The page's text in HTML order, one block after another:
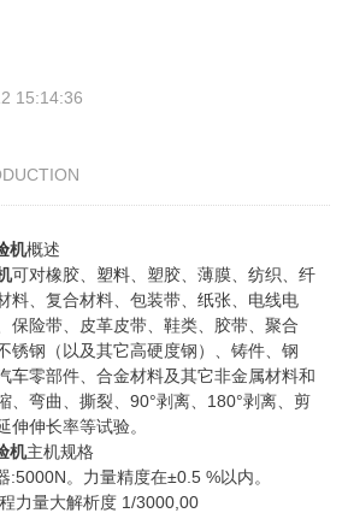
15:14:36
机概述
可对橡胶、 塑料 、塑胶、薄膜、纺织、纤
料、复合材料、包装带、 纸张 、电线电
保险带、皮革皮带、鞋类、胶带、聚合
锈钢（以及其它高硬度钢）、铸件、钢
车零部件、合金材料及其它非金属材料和
、弯曲、撕裂、90°剥离、180°剥离、剪
伸伸长率等试验。
机主机规格
:5000N。力量精度在±0.5 %以内。
力量大解析度 1/3000,00